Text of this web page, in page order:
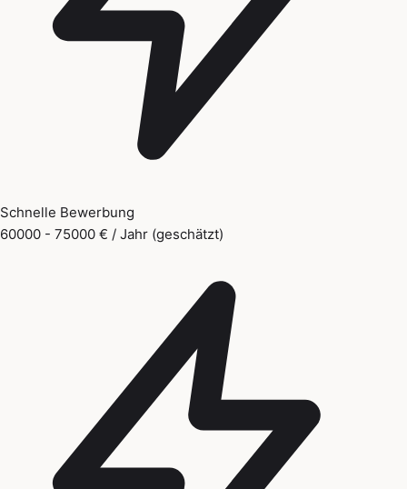
Schnelle Bewerbung
60000 - 75000 € / Jahr (geschätzt)